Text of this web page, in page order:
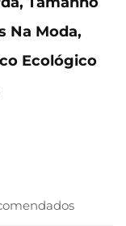
Na Moda,
Ecológico